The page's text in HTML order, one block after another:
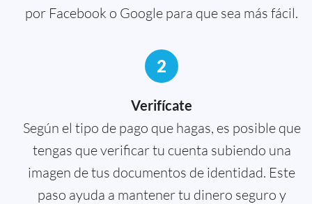
por Facebook o Google para que sea más fácil.
2
Verifícate
Según el tipo de pago que hagas, es posible que
tengas que verificar tu cuenta subiendo una
imagen de tus documentos de identidad. Este
paso ayuda a mantener tu dinero seguro y